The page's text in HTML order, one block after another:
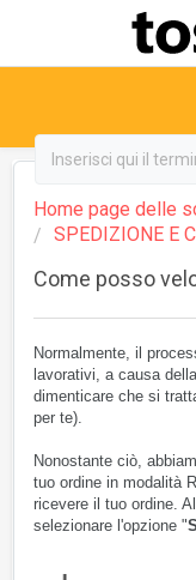
Home page delle
SPEDIZIONE E
Come posso
Normalmente, il
lavorativi, a causa
dimenticare che si
per te).
Nonostante ciò,
tuo ordine in modalità
ricevere il tuo ordine.
selezionare l'opzione "